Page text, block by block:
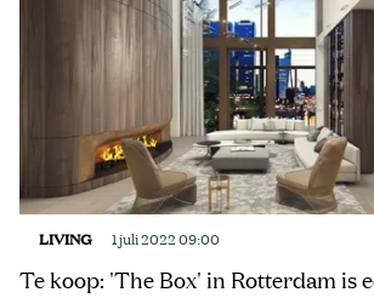
LIVING 1 juli 2022 09:00
Te koop: 'The Box' in Rotterdam is